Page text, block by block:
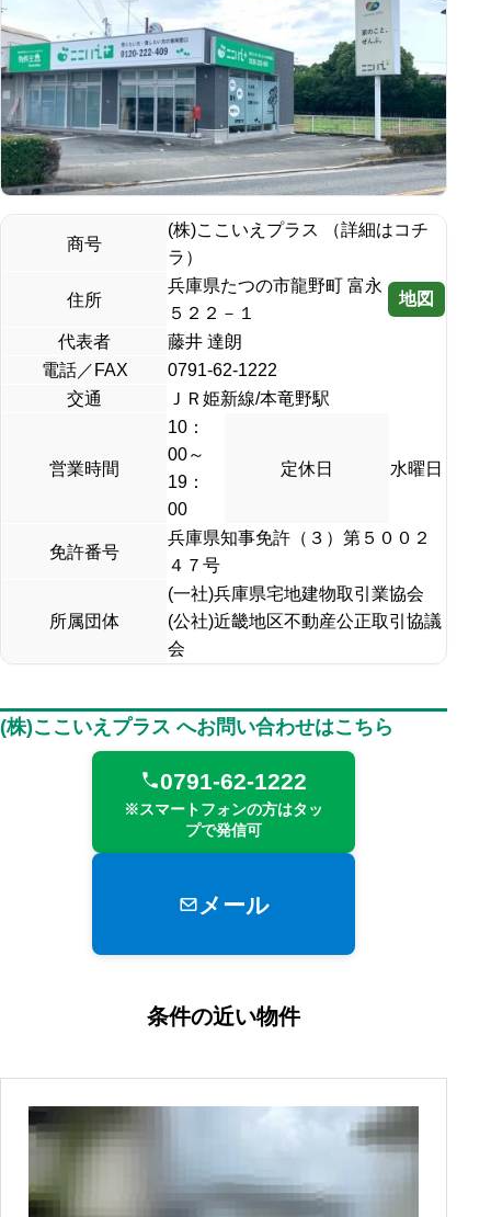
商号
(株)ここいえプラス （詳細はコチ
ラ）
住所
兵庫県たつの市龍野町 富永
５２２－１
地図
代表者
藤井 達朗
電話／FAX
0791-62-1222
交通
ＪＲ姫新線/本竜野駅
営業時間
10：
00～
19：
00
定休日 水曜日
免許番号
兵庫県知事免許（３）第５００２
４７号
所属団体
(一社)兵庫県宅地建物取引業協会
(公社)近畿地区不動産公正取引協議
会
(株)ここいえプラス へお問い合わせはこちら
0791-62-1222
※スマートフォンの方はタッ
プで発信可
メール
条件の近い物件